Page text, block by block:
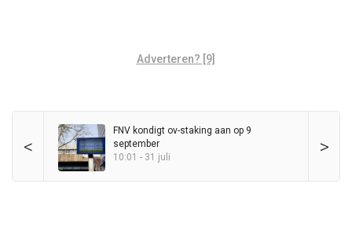
Adverteren? [9]
< >
FNV kondigt ov-staking aan op 9
september
10:01 - 31 juli